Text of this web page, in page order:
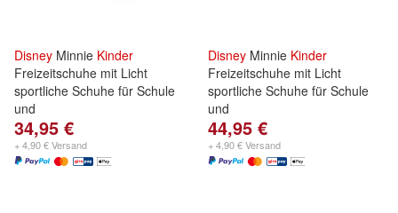
Disney Minnie Kinder
Freizeitschuhe mit Licht
sportliche Schuhe für Schule
und
34,95 €
+ 4,90 € Versand
Disney Minnie Kinder
Freizeitschuhe mit Licht
sportliche Schuhe für Schule
und
44,95 €
+ 4,90 € Versand